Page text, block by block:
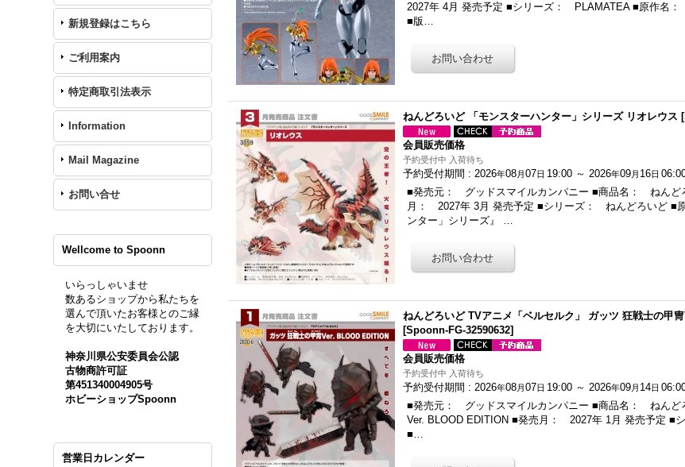
新規登録はこちら
ご利用案内
特定商取引法表示
Information
Mail Magazine
お問い合せ
Wellcome to Spoonn
いらっしゃいませ
数あるショップから私たちを
選んで頂いたお客様とのご縁
を大切にいたしております。
神奈川県公安委員会公認
古物商許可証
第451340004905号
ホビーショップSpoonn
営業日カレンダー
2027年 4月 発売予定 ■シリーズ： PLAMATEA ■原作名：
■版…
ねんどろいど 「モンスターハンター」シリーズ リオレウス [
会員販売価格
予約受付中 入荷待ち
予約受付期間 : 2026年08月07日 19:00 ～ 2026年09月 16日
■発売元： グッドスマイルカンパニー ■商品名： ねんど
月： 2027年 3月 発売予定 ■シリーズ： ねんどろいど ■
ンター」シリーズ』 …
ねんどろいど TVアニメ「ベルセルク」 ガッツ 狂戦士の甲
[Spoonn-FG-32590632]
会員販売価格
予約受付中 入荷待ち
予約受付期間 : 2026年08月07日 19:00 ～ 2026年09月 14日
■発売元： グッドスマイルカンパニー ■商品名： ねんど
Ver. BLOOD EDITION ■発売月： 2027年 1月 発売予定 ■
■…